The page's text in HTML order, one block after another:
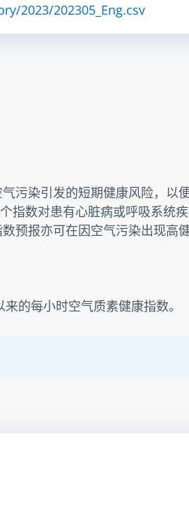
2023/202305_Eng.csv
污染引发的短期健康风险，
指数对患有心脏病或呼吸系统
预报亦可在因空气污染出现高
的每小时空气质素健康指数。